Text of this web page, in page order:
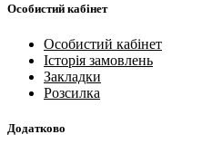
Особистий кабінет
Особистий кабінет
Історія замовлень
Закладки
Розсилка
Додатково